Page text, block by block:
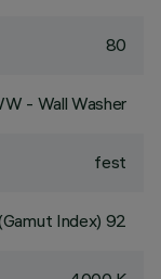
80
- Wall Washer
fest
Index) 92